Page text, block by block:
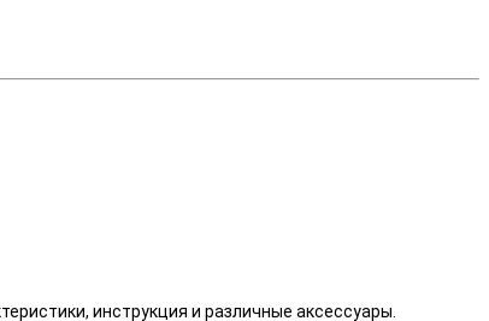
инструкция и различные аксессуары.